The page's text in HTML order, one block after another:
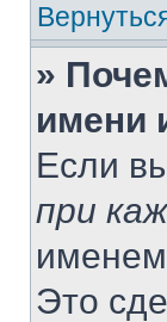
»
имени
Если
при
Это